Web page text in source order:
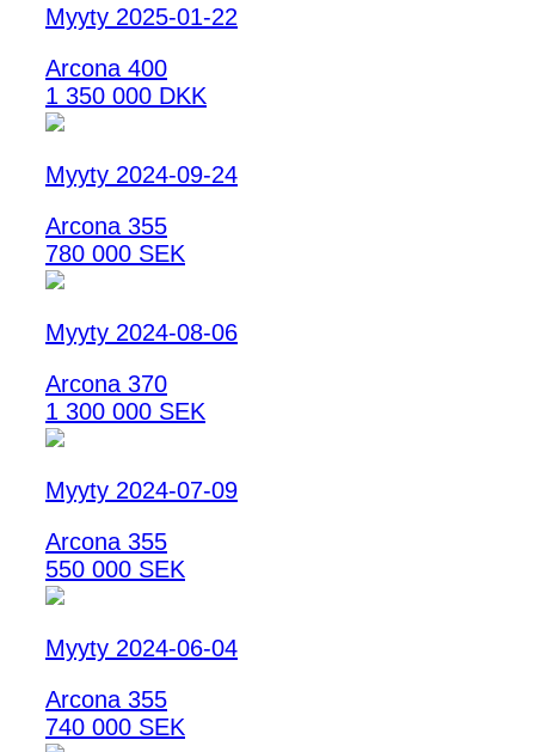
Myyty 2025-01-22
Arcona 400
1 350 000 DKK
Myyty 2024-09-24
Arcona 355
780 000 SEK
Myyty 2024-08-06
Arcona 370
1 300 000 SEK
Myyty 2024-07-09
Arcona 355
550 000 SEK
Myyty 2024-06-04
Arcona 355
740 000 SEK